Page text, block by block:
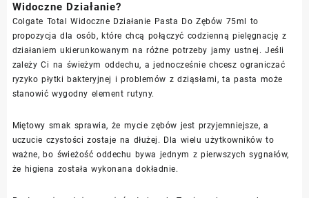
Widoczne Działanie?
Colgate Total Widoczne Działanie Pasta Do Zębów 75ml to
propozycja dla osób, które chcą połączyć codzienną pielęgnację z
działaniem ukierunkowanym na różne potrzeby jamy ustnej. Jeśli
zależy Ci na świeżym oddechu, a jednocześnie chcesz ograniczać
ryzyko płytki bakteryjnej i problemów z dziąsłami, ta pasta może
stanowić wygodny element rutyny.
Miętowy smak sprawia, że mycie zębów jest przyjemniejsze, a
uczucie czystości zostaje na dłużej. Dla wielu użytkowników to
ważne, bo świeżość oddechu bywa jednym z pierwszych sygnałów,
że higiena została wykonana dokładnie.